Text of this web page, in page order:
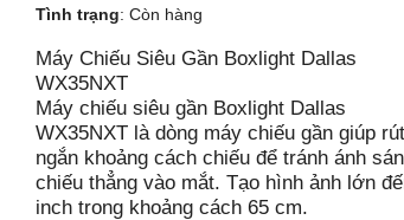
Tình trạng: Còn hàng
Máy Chiếu Siêu Gần Boxlight Dallas
WX35NXT
Máy chiếu siêu gần Boxlight Dallas
WX35NXT là dòng máy chiếu gần giúp rút
ngắn khoảng cách chiếu để tránh ánh
chiếu thẳng vào mắt. Tạo hình ảnh lớn
inch trong khoảng cách 65 cm.